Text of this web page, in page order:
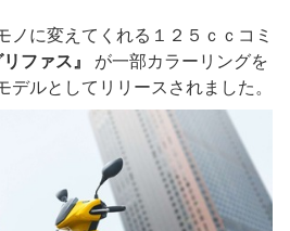
ノに変えてくれる１２５ｃｃコミ
ファス』
が一部カラーリングを
ルとしてリリースされました。